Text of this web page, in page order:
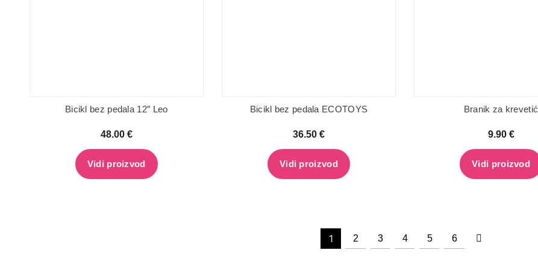
Bicikl bez pedala 12″ Leo
48.00 €
Vidi proizvod
Bicikl bez pedala ECOTOYS
36.50 €
Vidi proizvod
Branik za krevetić
9.90 €
Vidi proizvod
1 2 3 4 5 6